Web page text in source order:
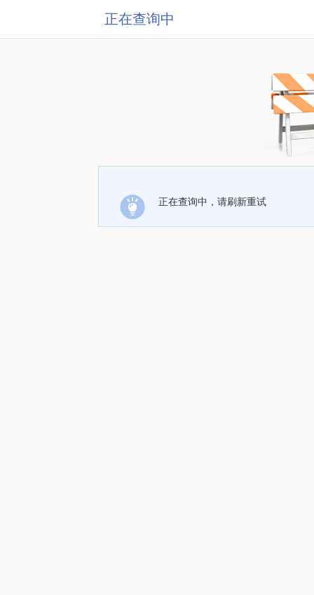
正在查询中
正在查询中，请刷新重试